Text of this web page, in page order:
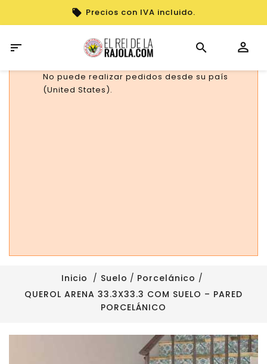
Precios con IVA incluido.

No puede realizar pedidos desde su país
(United States).
Inicio Suelo
Porcelánico
QUEROL ARENA 33.3X33.3 COM SUELO – PARED
PORCELÁNICO